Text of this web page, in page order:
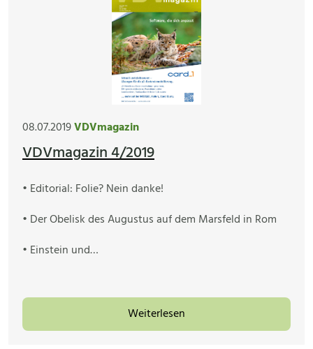
08.07.2019VDVmagazin
VDVmagazin 4/2019
• Editorial: Folie? Nein danke!
• Der Obelisk des Augustus auf dem Marsfeld in Rom
• Einstein und…
Weiterlesen